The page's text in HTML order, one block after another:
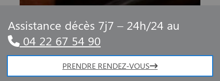
Assistance décès 7j7 – 24h/24 au
04 22 67 54 90
PRENDRE RENDEZ-VOUS